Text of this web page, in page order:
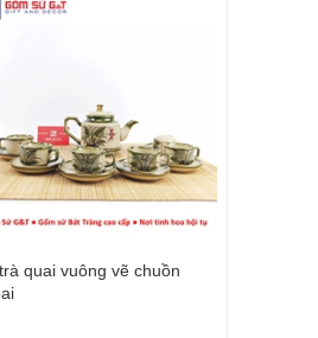
quai vuông vẽ chuồn